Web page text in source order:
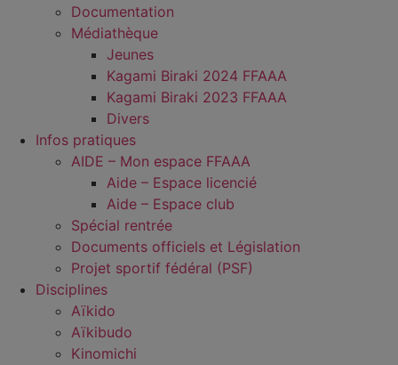
Documentation
Médiathèque
Jeunes
Kagami Biraki 2024 FFAAA
Kagami Biraki 2023 FFAAA
Divers
Infos pratiques
AIDE – Mon espace FFAAA
Aide – Espace licencié
Aide – Espace club
Spécial rentrée
Documents officiels et Législation
Projet sportif fédéral (PSF)
Disciplines
Aïkido
Aïkibudo
Kinomichi